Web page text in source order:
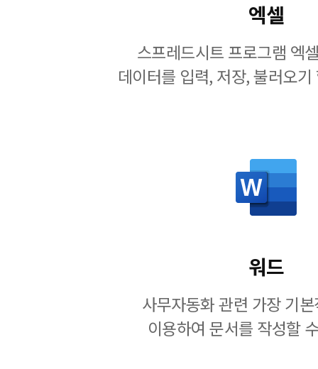
엑셀
스프레드시트 프로그램 엑
데이터를 입력, 저장, 불러오
워드
사무자동화 관련 가장 기
이용하여 문서를 작성할